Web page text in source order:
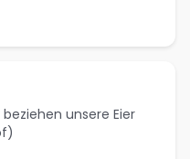
unsere Eier